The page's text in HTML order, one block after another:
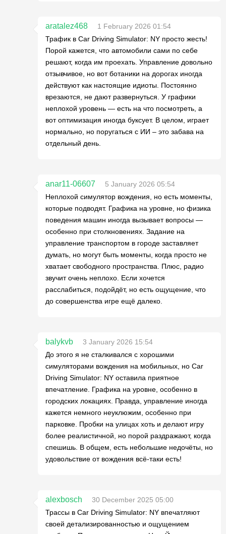
aratalez468
1 February 2026 01:54
Трафик в Car Driving Simulator: NY просто жесть!
Порой кажется, что автомобили сами по себе
решают, когда им проехать. Управление довольно
отзывчивое, но вот ботаники на дорогах иногда
действуют как настоящие идиоты. Постоянно
врезаются, не дают развернуться. У графики
неплохой уровень — есть на что посмотреть, а
вот оптимизация иногда буксует. В целом, играет
нормально, но поругаться с ИИ – это забава на
отдельный день.
anar11-06607
5 January 2026 05:54
Неплохой симулятор вождения, но есть моменты,
которые подводят. Графика на уровне, но физика
поведения машин иногда вызывает вопросы —
особенно при столкновениях. Задание на
управление транспортом в городе заставляет
думать, но могут быть моменты, когда просто не
хватает свободного пространства. Плюс, радио
звучит очень неплохо. Если хочется
расслабиться, подойдёт, но есть ощущение, что
до совершенства игре ещё далеко.
balykvb
3 January 2026 15:54
До этого я не сталкивался с хорошими
симуляторами вождения на мобильных, но Car
Driving Simulator: NY оставила приятное
впечатление. Графика на уровне, особенно в
городских локациях. Правда, управление иногда
кажется немного неуклюжим, особенно при
парковке. Пробки на улицах хоть и делают игру
более реалистичной, но порой раздражают, когда
спешишь. В общем, есть небольшие недочёты, но
удовольствие от вождения всё-таки есть!
alexbosch
30 December 2025 05:00
Трассы в Car Driving Simulator: NY впечатляют
своей детализированностью и ощущением